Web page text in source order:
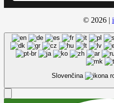
© 2026 |
Slovenčina